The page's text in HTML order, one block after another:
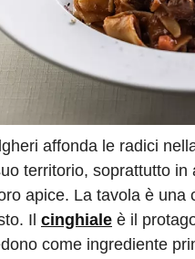
affonda le radici
territorio, soprattutto
apice. La tavola è
Il cinghiale è il
come ingrediente